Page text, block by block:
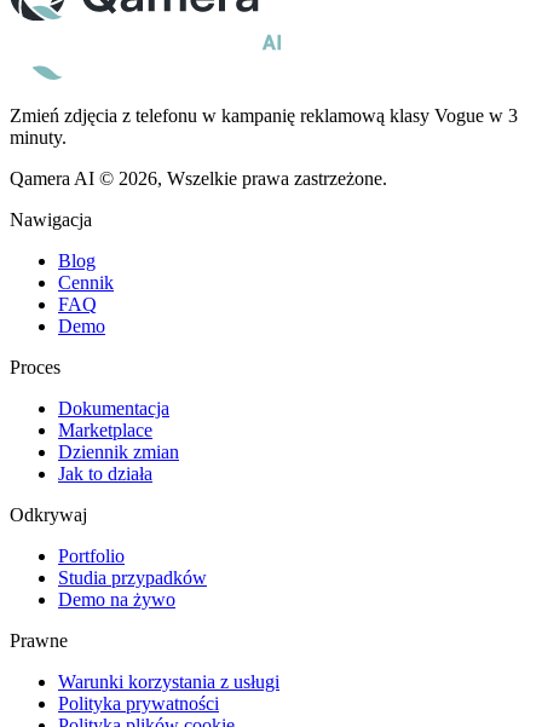
Zmień zdjęcia z telefonu w kampanię reklamową klasy Vogue w 3
minuty.
Qamera AI © 2026, Wszelkie prawa zastrzeżone.
Nawigacja
Blog
Cennik
FAQ
Demo
Proces
Dokumentacja
Marketplace
Dziennik zmian
Jak to działa
Odkrywaj
Portfolio
Studia przypadków
Demo na żywo
Prawne
Warunki korzystania z usługi
Polityka prywatności